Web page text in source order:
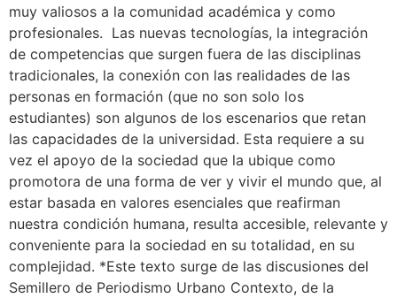
muy valiosos a la comunidad académica y como
profesionales. Las nuevas tecnologías, la integración
de competencias que surgen fuera de las disciplinas
tradicionales, la conexión con las realidades de las
personas en formación (que no son solo los
estudiantes) son algunos de los escenarios que retan
las capacidades de la universidad. Esta requiere a su
vez el apoyo de la sociedad que la ubique como
promotora de una forma de ver y vivir el mundo que, al
estar basada en valores esenciales que reafirman
nuestra condición humana, resulta accesible, relevante y
conveniente para la sociedad en su totalidad, en su
complejidad. *Este texto surge de las discusiones del
Semillero de Periodismo Urbano Contexto, de la